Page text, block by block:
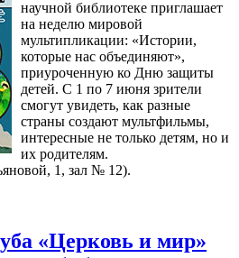
научной библиотеке приглашает
на неделю мировой
мультипликации: «Истории,
которые нас объединяют»,
приуроченную ко Дню защиты
детей. С 1 по 7 июня зрители
смогут увидеть, как разные
страны создают мультфильмы,
интересные не только детям, но и
их родителям.
1, зал № 12).
«Церковь и мир»